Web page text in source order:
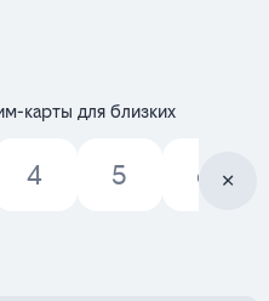
карты для близких
4 5 6